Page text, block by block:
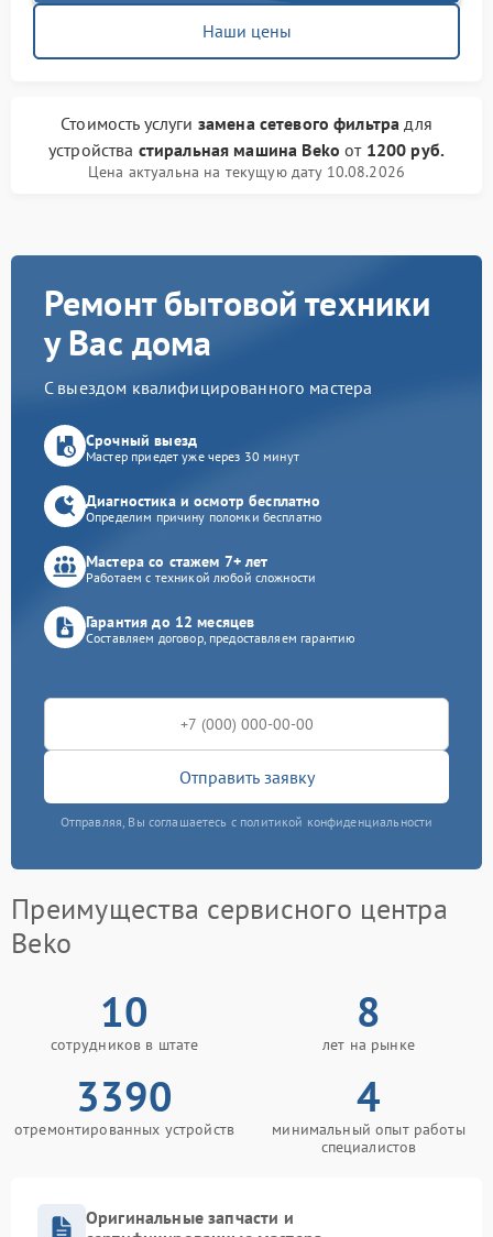
Наши цены
Стоимость услуги замена сетевого фильтра для
устройства стиральная машина Beko от 1200 руб.
Цена актуальна на текущую дату 10.08.2026
Ремонт бытовой техники
у Вас дома
С выездом квалифицированного мастера
Срочный выезд
Мастер приедет уже через 30 минут
Диагностика и осмотр бесплатно
Определим причину поломки бесплатно
Мастера со стажем 7+ лет
Работаем с техникой любой сложности
Гарантия до 12 месяцев
Составляем договор, предоставляем гарантию
Отправить заявку
Отправляя, Вы соглашаетесь с политикой конфиденциальности
Преимущества сервисного центра
Beko
10
сотрудников в штате
8
лет на рынке
3390
отремонтированных устройств
4
минимальный опыт работы
специалистов
Оригинальные запчасти и